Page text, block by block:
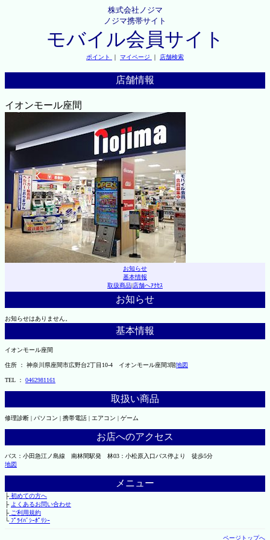
株式会社ノジマ
ノジマ携帯サイト
モバイル会員サイト
ポイント ｜ マイページ ｜ 店舗検索
店舗情報
イオンモール座間
お知らせ
基本情報
取扱商品|店舗へｱｸｾｽ
お知らせ
お知らせはありません。
基本情報
イオンモール座間
住所 ： 神奈川県座間市広野台2丁目10-4 イオンモール座間3階地図
TEL ： 0462981161
取扱い商品
修理診断 | パソコン | 携帯電話 | エアコン | ゲーム
お店へのアクセス
バス：小田急江ノ島線 南林間駅発 林03：小松原入口バス停より 徒歩5分
地図
メニュー
├初めての方へ
├ よくあるお問い合わせ
├ご利用規約
└ﾌﾟﾗｲﾊﾞｼｰﾎﾟﾘｼｰ
ページトップへ